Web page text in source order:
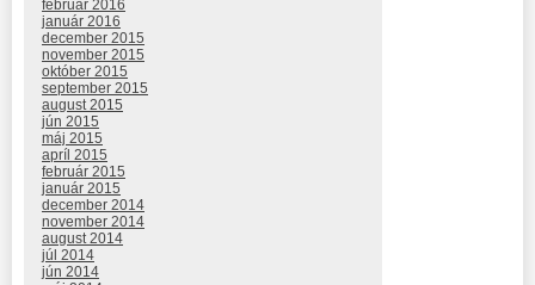
február 2016
január 2016
december 2015
november 2015
október 2015
september 2015
august 2015
jún 2015
máj 2015
apríl 2015
február 2015
január 2015
december 2014
november 2014
august 2014
júl 2014
jún 2014